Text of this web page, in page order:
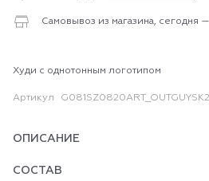
Самовывоз из магазина, сегодня
Худи с однотонным логотипом
Артикул
ОПИСАНИЕ
СОСТАВ